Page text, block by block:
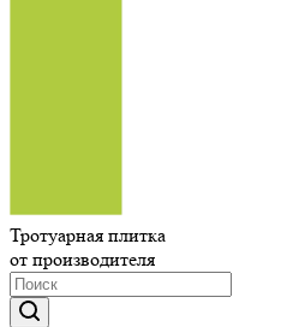
Тротуарная плитка
от производителя